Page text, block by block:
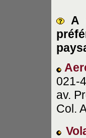
A
021-
av.
Col.